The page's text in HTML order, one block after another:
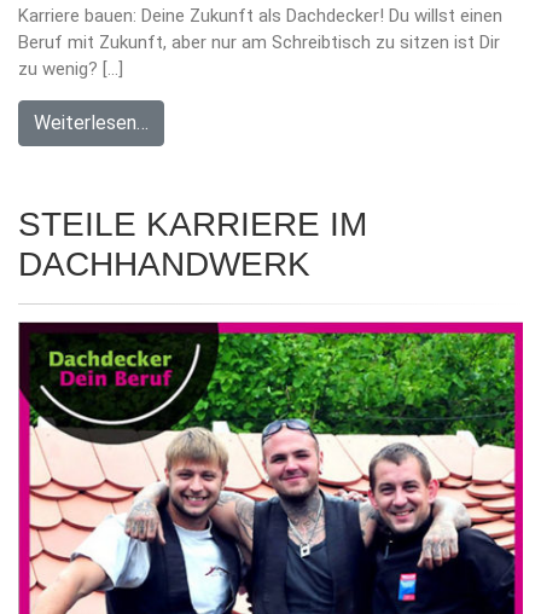
Karriere bauen: Deine Zukunft als Dachdecker! Du willst einen
Beruf mit Zukunft, aber nur am Schreibtisch zu sitzen ist Dir
zu wenig? […]
Weiterlesen…
STEILE KARRIERE IM
DACHHANDWERK